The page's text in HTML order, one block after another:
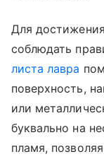
Для
соблюдать
листа лавра
поверхность,
или
буквально на
пламя,